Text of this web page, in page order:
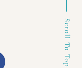
Scroll To Top